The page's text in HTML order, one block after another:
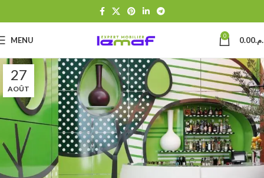
MENU 0 0.00
27
AOÛT